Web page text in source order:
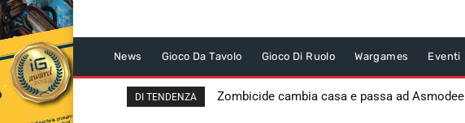
News Gioco Da Tavolo Gioco Di Ruolo Wargames Eventi
DI TENDENZA Zombicide cambia casa e passa ad Asmodee